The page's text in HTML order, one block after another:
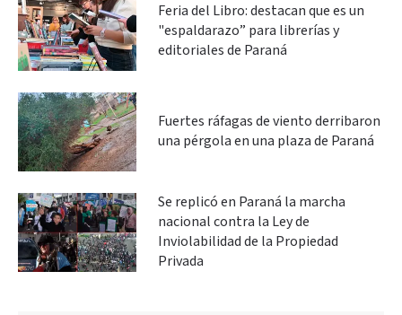
Feria del Libro: destacan que es un
"espaldarazo” para librerías y
editoriales de Paraná
Fuertes ráfagas de viento derribaron
una pérgola en una plaza de Paraná
Se replicó en Paraná la marcha
nacional contra la Ley de
Inviolabilidad de la Propiedad
Privada